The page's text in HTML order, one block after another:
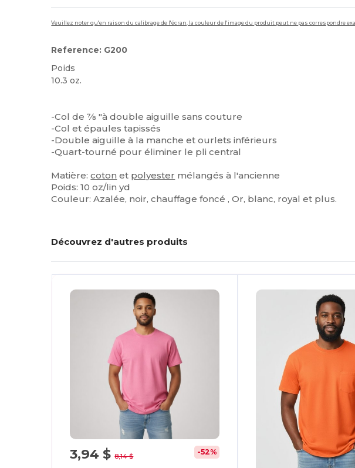
Veuillez noter qu'en raison du calibrage de l'écran, la couleur de l'image du produit peut ne pas correspondre
Reference: G200
Poids
10.3 oz.
-Col de ⅞ "à double aiguille sans couture
-Col et épaules tapissés
-Double aiguille à la manche et ourlets inférieurs
-Quart-tourné pour éliminer le pli central
Matière:coton et polyester mélangés à l'ancienne
Poids: 10 oz/lin yd
Couleur: Azalée, noir, chauffage foncé , Or, blanc, royal et plus.
Découvrez d'autres produits
3,94 $8,14 $ -52%